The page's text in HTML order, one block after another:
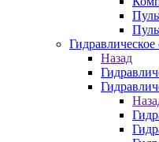
Назад